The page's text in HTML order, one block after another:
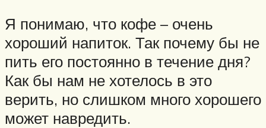
Я понимаю, что кофе – очень
хороший напиток. Так почему бы не
пить его постоянно в течение дня?
Как бы нам не хотелось в это
верить, но слишком много хорошего
может навредить.